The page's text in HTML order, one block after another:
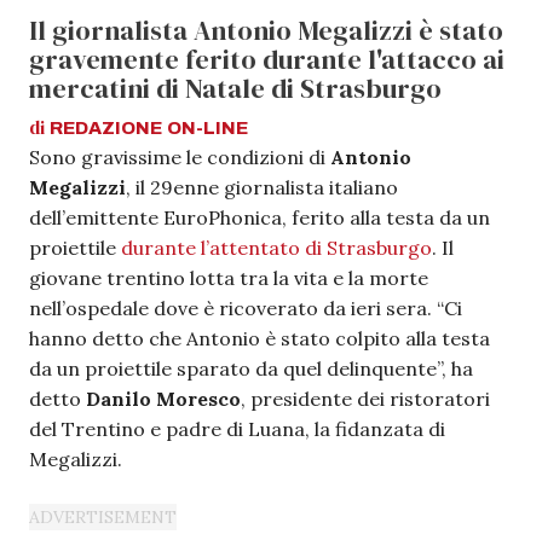
Il giornalista Antonio Megalizzi è stato
gravemente ferito durante l'attacco ai
mercatini di Natale di Strasburgo
di REDAZIONE ON-LINE
Sono gravissime le condizioni di Antonio
Megalizzi, il 29enne giornalista italiano
dell’emittente EuroPhonica, ferito alla testa da un
proiettile durante l’attentato di Strasburgo. Il
giovane trentino lotta tra la vita e la morte
nell’ospedale dove è ricoverato da ieri sera. “Ci
hanno detto che Antonio è stato colpito alla testa
da un proiettile sparato da quel delinquente”, ha
detto Danilo Moresco, presidente dei ristoratori
del Trentino e padre di Luana, la fidanzata di
Megalizzi.